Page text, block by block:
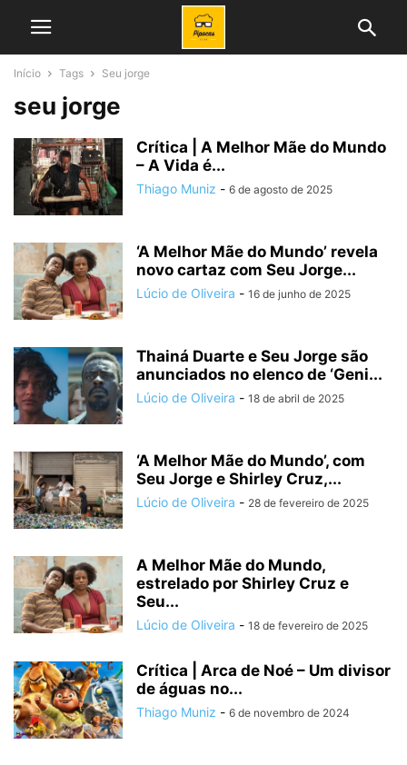
Início Tags Seu jorge
seu jorge
Crítica | A Melhor Mãe do Mundo
– A Vida é...
Thiago Muniz - 6 de agosto de 2025
‘A Melhor Mãe do Mundo’ revela
novo cartaz com Seu Jorge...
Lúcio de Oliveira - 16 de junho de 2025
Thainá Duarte e Seu Jorge são
anunciados no elenco de ‘Geni...
Lúcio de Oliveira - 18 de abril de 2025
‘A Melhor Mãe do Mundo’, com
Seu Jorge e Shirley Cruz,...
Lúcio de Oliveira - 28 de fevereiro de 2025
A Melhor Mãe do Mundo,
estrelado por Shirley Cruz e
Seu...
Lúcio de Oliveira - 18 de fevereiro de 2025
Crítica | Arca de Noé – Um divisor
de águas no...
Thiago Muniz - 6 de novembro de 2024